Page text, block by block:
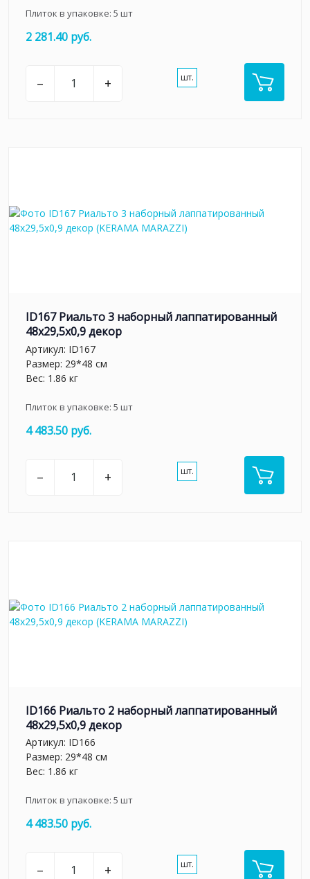
Плиток в упаковке: 5 шт
2 281.40 руб.
– + шт.
ID167 Риальто 3 наборный лаппатированный
48x29,5x0,9 декор
Артикул: ID167
Размер: 29*48 см
Вес: 1.86 кг
Плиток в упаковке: 5 шт
4 483.50 руб.
– + шт.
ID166 Риальто 2 наборный лаппатированный
48x29,5x0,9 декор
Артикул: ID166
Размер: 29*48 см
Вес: 1.86 кг
Плиток в упаковке: 5 шт
4 483.50 руб.
– + шт.